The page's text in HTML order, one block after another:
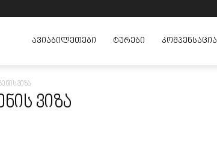
ავიაბილეთებიᲐᲕᲘᲐᲑᲘᲚᲔᲗᲔᲑᲘ ᲢᲣᲠᲔᲑᲘ ᲙᲝᲛᲞᲔᲜᲡᲐᲪᲘᲐ
ვიზა
ვიზა